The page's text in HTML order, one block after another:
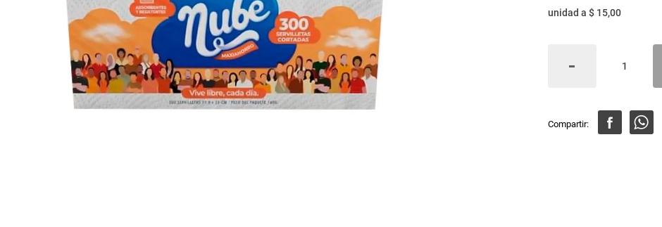
lácteos y refrigerados
vinos y licores
unidad a $ 15,00
Mantequilla